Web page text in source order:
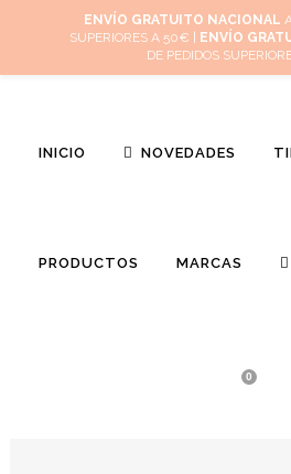
Mi cuenta Cuidado de tus joyas
INICIO NOVEDADES
PRODUCTOS MARCAS
0
ENVÍO GRATUITO NACIONAL
SUPERIORES A 50€ |
ENVÍO
DE PEDIDOS